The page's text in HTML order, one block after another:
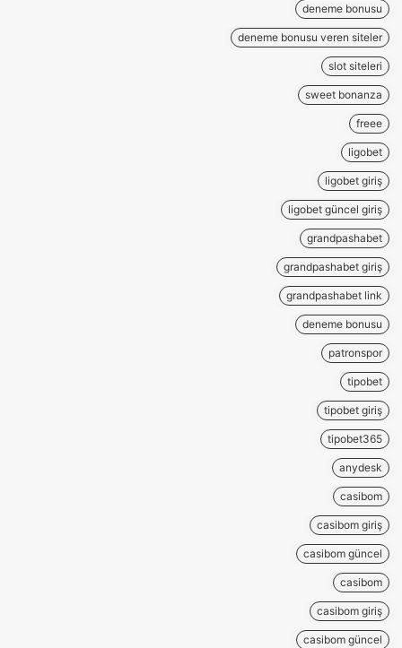
deneme bonusu
deneme bonusu veren siteler
slot siteleri
sweet bonanza
freee
ligobet
ligobet giriş
ligobet güncel giriş
grandpashabet
grandpashabet giriş
grandpashabet link
deneme bonusu
patronspor
tipobet
tipobet giriş
tipobet365
anydesk
casibom
casibom giriş
casibom güncel
casibom
casibom giriş
casibom güncel